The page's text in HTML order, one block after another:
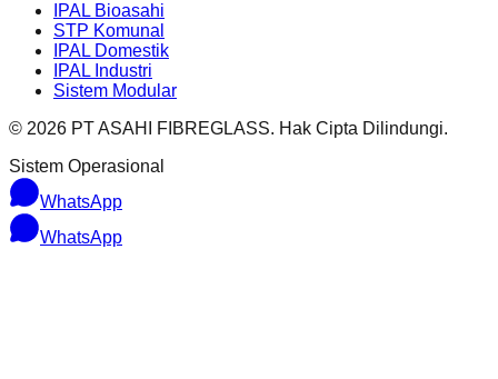
IPAL Bioasahi
STP Komunal
IPAL Domestik
IPAL Industri
Sistem Modular
© 2026 PT ASAHI FIBREGLASS. Hak Cipta Dilindungi.
Sistem Operasional
WhatsApp
WhatsApp